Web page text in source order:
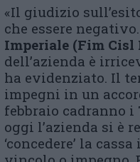
«Il giudizio
che essere
Imperiale (Fim Cisl
dell’azienda è
ha evidenziato. Il
impegni in un
febbraio cadranno
oggi l’azienda si è
‘concedere’ la